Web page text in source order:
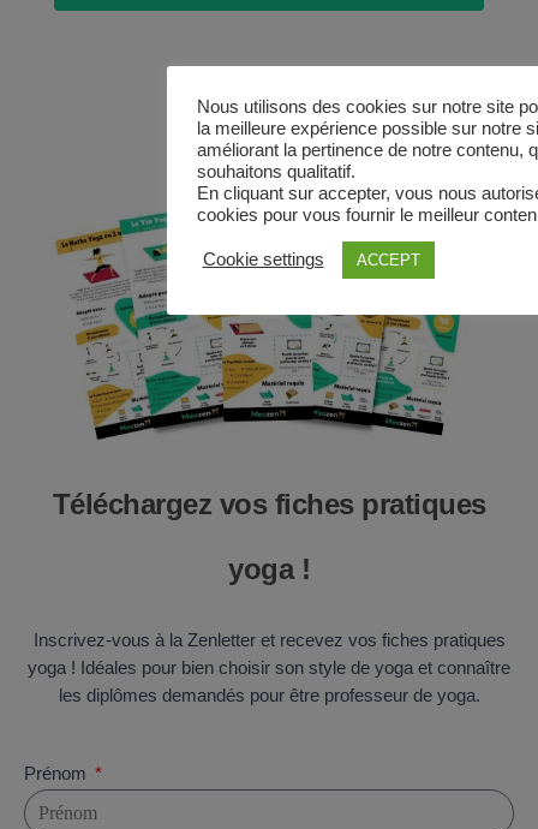
Téléchargez vos fiches pratiques
yoga !
Inscrivez-vous à la Zenletter et recevez vos fiches pratiques
yoga ! Idéales pour bien choisir son style de yoga et connaître
les diplômes demandés pour être professeur de yoga.
Prénom
Nous utilisons des cookies sur notre site
la meilleure expérience possible sur notre
améliorant la pertinence de notre contenu,
souhaitons qualitatif.
En cliquant sur accepter, vous nous
cookies pour vous fournir le meilleur
Cookie settings ACCEPT